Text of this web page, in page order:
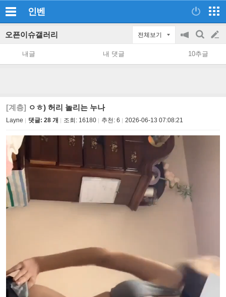
인벤
오픈이슈갤러리 전체보기
공
지
on/off
검
색
글
쓰
내글 내 댓글 10추글
[계층] ㅇㅎ) 허리 놀리는 누나
Layne 댓글: 28 개 조회: 16180 추천: 6 2026-06-13 07:08:21